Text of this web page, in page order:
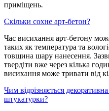
приміщень.
Скільки сохне арт-бетон?
Час висихання арт-бетону
таких як температура та
товщина шару нанесення.
твердіти вже через кілька
висихання може тривати від
Чим відрізняється
штукатурки?